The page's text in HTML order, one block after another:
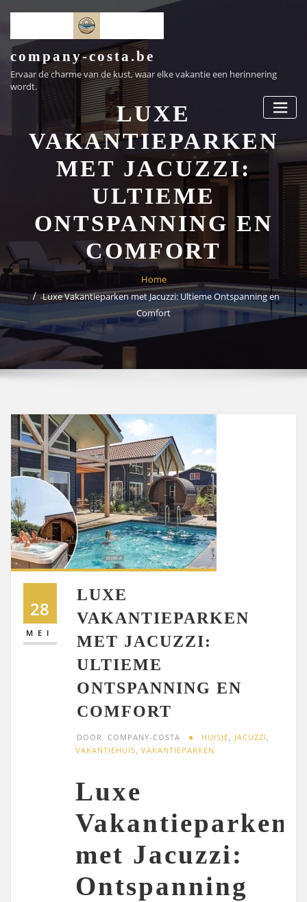
inhoud
company-costa.be
Ervaar de charme van de kust, waar elke vakantie een herinnering
wordt.
LUXE
VAKANTIEPARKEN
MET JACUZZI:
ULTIEME
ONTSPANNING EN
COMFORT
Home
Luxe Vakantieparken met Jacuzzi: Ultieme Ontspanning en
Comfort
28
MEI
LUXE
VAKANTIEPARKEN
MET JACUZZI:
ULTIEME
ONTSPANNING EN
COMFORT
DOOR COMPANY-COSTA HUISJE JACUZZI
VAKANTIEHUIS ,VAKANTIEPARKEN
Luxe
Vakantieparken
met Jacuzzi:
Ontspanning